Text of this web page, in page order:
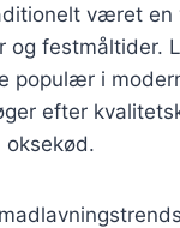
været en
og festmåltider.
populær i
efter
oksekød.